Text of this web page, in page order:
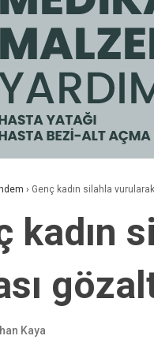
› Genç kadın silahla
kadın
Kaya